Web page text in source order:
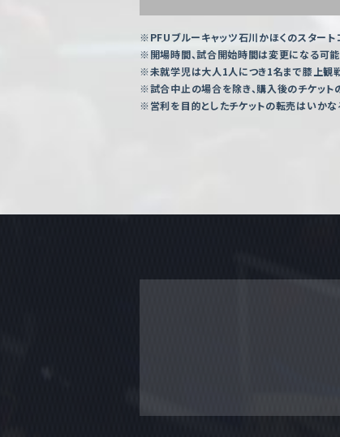
※PFUブルーキャッツ石川かほくのスタート
※開場時間、試合開始時間は変更になる可能
※未就学児は大人1人につき1名まで膝上観戦
※試合中止の場合を除き、購入後のチケット
※営利を目的としたチケットの転売はいかな